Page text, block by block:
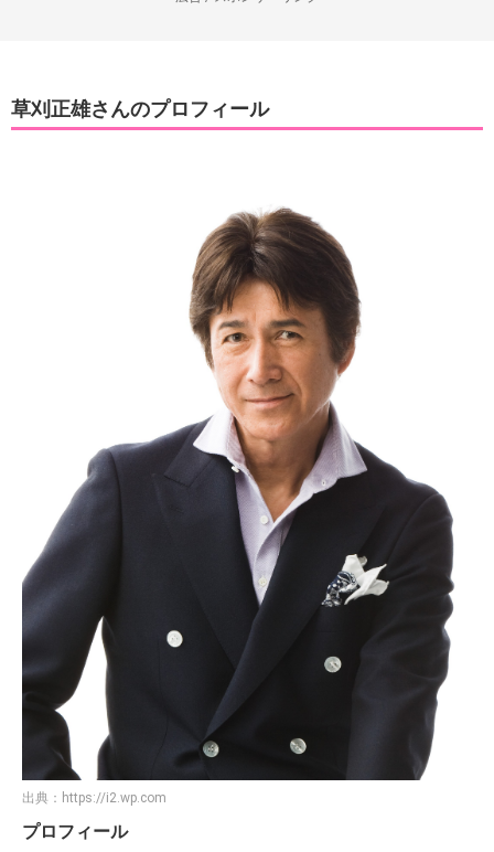
草刈正雄さんのプロフィール
出典： https://i2.wp.com
プロフィール